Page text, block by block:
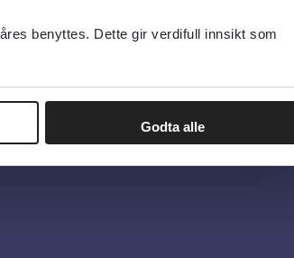
benyttes. Dette gir verdifull innsikt som
Godta alle